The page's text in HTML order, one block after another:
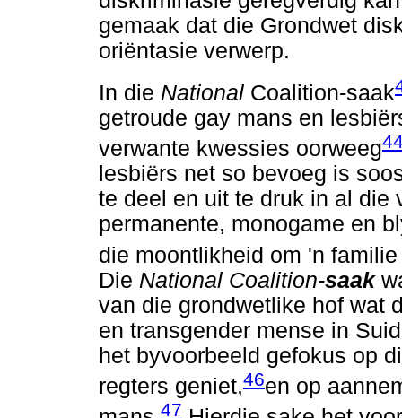
gemaak dat die Grondwet
oriëntasie verwerp.
In die National Coalition-saak
getroude gay mans en
verwante kwessies oorweeg
lesbiërs net so bevoeg is
te deel en uit te druk in al die
permanente, monogame en
die moontlikheid om 'n
Die National Coalition-saak
van die grondwetlike hof wat
en transgender mense in
het byvoorbeeld gefokus op
regters geniet,46en op
47